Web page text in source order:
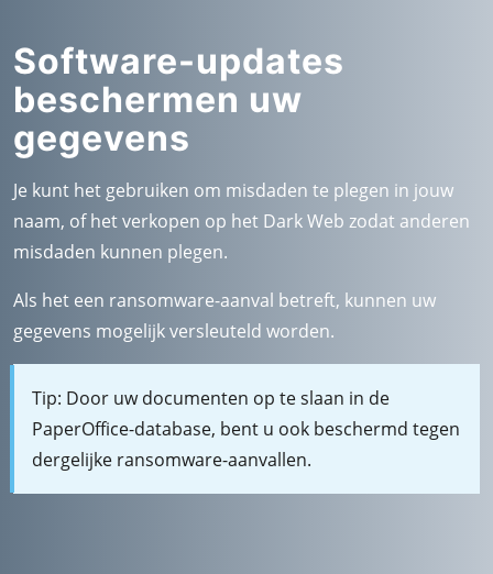
Software-updates
beschermen uw
gegevens
Je kunt het gebruiken om misdaden te plegen in jouw
naam, of het verkopen op het Dark Web zodat anderen
misdaden kunnen plegen.
Als het een ransomware-aanval betreft, kunnen uw
gegevens mogelijk versleuteld worden.
Tip: Door uw documenten op te slaan in de
PaperOffice-database, bent u ook beschermd tegen
dergelijke ransomware-aanvallen.